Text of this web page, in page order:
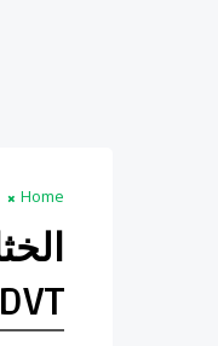
Home
DVT